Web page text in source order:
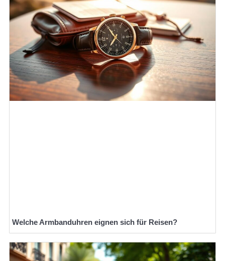
Welche Armbanduhren eignen sich für Reisen?